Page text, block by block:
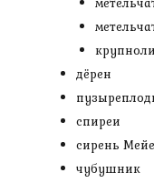
дёрен
спиреи
сирень
чубушник